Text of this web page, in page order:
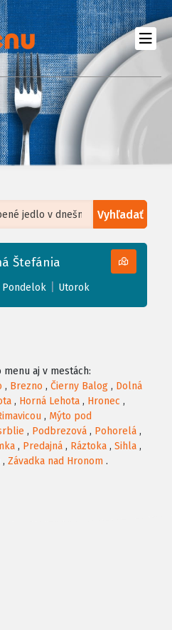
Vyhľadať
ofHumanitarian OpenStreetMap
Štefánia
Pondelok Utorok
aj v mestách:
, Brezno , Čierny Balog , Dolná
, Horná Lehota , Hronec ,
, Mýto pod
, Podbrezová , Pohorelá ,
, Predajná , Ráztoka , Sihla ,
, Závadka nad Hronom .